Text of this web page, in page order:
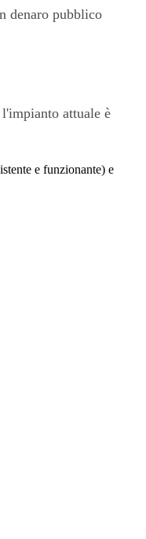
denaro pubblico
attuale è
e funzionante) e